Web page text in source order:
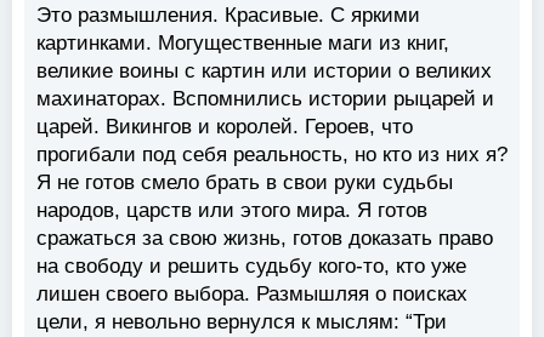
Это размышления. Красивые. С яркими
картинками. Могущественные маги из книг,
великие воины с картин или истории о великих
махинаторах. Вспомнились истории рыцарей и
царей. Викингов и королей. Героев, что
прогибали под себя реальность, но кто из них я?
Я не готов смело брать в свои руки судьбы
народов, царств или этого мира. Я готов
сражаться за свою жизнь, готов доказать право
на свободу и решить судьбу кого-то, кто уже
лишен своего выбора. Размышляя о поисках
цели, я невольно вернулся к мыслям: “Три